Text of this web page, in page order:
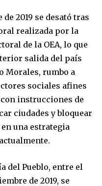
2019 se desató tras
realizada por la
de la OEA, lo que
salida del país
Morales, rumbo a
sociales afines
instrucciones de
ciudades y bloquear
una estrategia
del Pueblo, entre el
de 2019, se